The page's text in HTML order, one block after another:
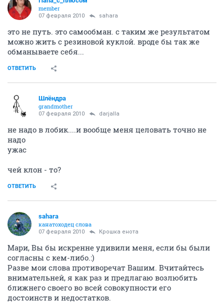
member
07 февраля 2010 sahara
это не путь. это самообман. с таким же результатом
можно жить с резиновой куклой. вроде бы так же
обманываете себя...
ОТВЕТИТЬ
Шлёндра
grandmother
07 февраля 2010 darjalla
не надо в лобик....и вообще меня целовать точно не
надо
ужас
чей клон - то?
ОТВЕТИТЬ
sahara
канатоходец слова
07 февраля 2010 Крошка енота
Мари, Вы бы искренне удивили меня, если бы были
согласны с кем-либо.:)
Разве мои слова противоречат Вашим. Вчитайтесь
внимательней, я как раз и предлагаю возлюбить
ближнего своего во всей совокупности его
достоинств и недостатков.